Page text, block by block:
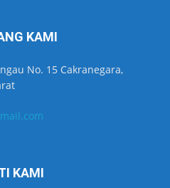
KAMI
No. 15 Cakranegara,
KAMI